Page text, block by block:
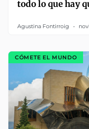
todo lo que hay
Agustina Fontirroig
CÓMETE EL MUNDO